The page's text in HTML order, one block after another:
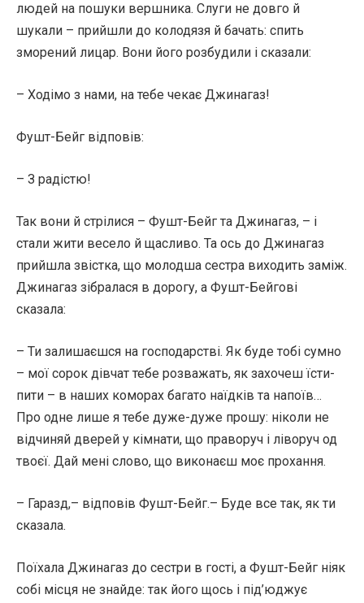
людей на пошуки вершника. Слуги не довго й
шукали – прийшли до колодязя й бачать: спить
зморений лицар. Вони його розбудили і сказали:
– Ходімо з нами, на тебе чекає Джинагаз!
Фушт-Бейг відповів:
– З радістю!
Так вони й стрілися – Фушт-Бейг та Джинагаз, – і
стали жити весело й щасливо. Та ось до Джинагаз
прийшла звістка, що молодша сестра виходить заміж.
Джинагаз зібралася в дорогу, а Фушт-Бейгові
сказала:
– Ти залишаєшся на господарстві. Як буде тобі сумно
– мої сорок дівчат тебе розважать, як захочеш їсти-
пити – в наших коморах багато наїдків та напоїв…
Про одне лише я тебе дуже-дуже прошу: ніколи не
відчиняй дверей у кімнати, що праворуч і ліворуч од
твоєї. Дай мені слово, що виконаєш моє прохання.
– Гаразд,– відповів Фушт-Бейг.– Буде все так, як ти
сказала.
Поїхала Джинагаз до сестри в гості, а Фушт-Бейг ніяк
собі місця не знайде: так його щось і під’юджує